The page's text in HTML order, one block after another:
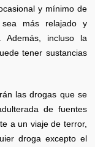
y mínimo de
más relajado y
Además, incluso la
tener sustancias
las drogas que se
de fuentes
a un viaje de terror,
droga excepto el